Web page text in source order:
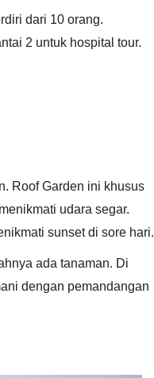
dari 10 orang.
2 untuk hospital tour.
Roof Garden ini khusus
udara segar.
sunset di sore hari.
ada tanaman. Di
dengan pemandangan